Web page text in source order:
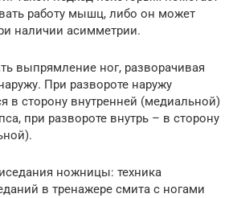
работу мышц, либо он может
наличии асимметрии.
выпрямление ног, разворачивая
При развороте наружу
в сторону внутренней (медиальной)
при развороте внутрь – в сторону
ножницы: техника
в тренажере смита с ногами